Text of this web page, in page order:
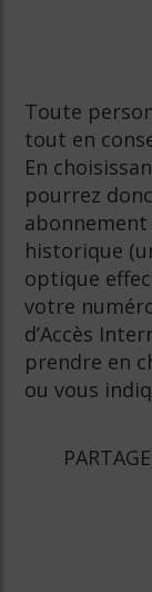
Toute
tout en
En
pourrez
historique
optique
votre
d’Accès
prendre en
ou vous